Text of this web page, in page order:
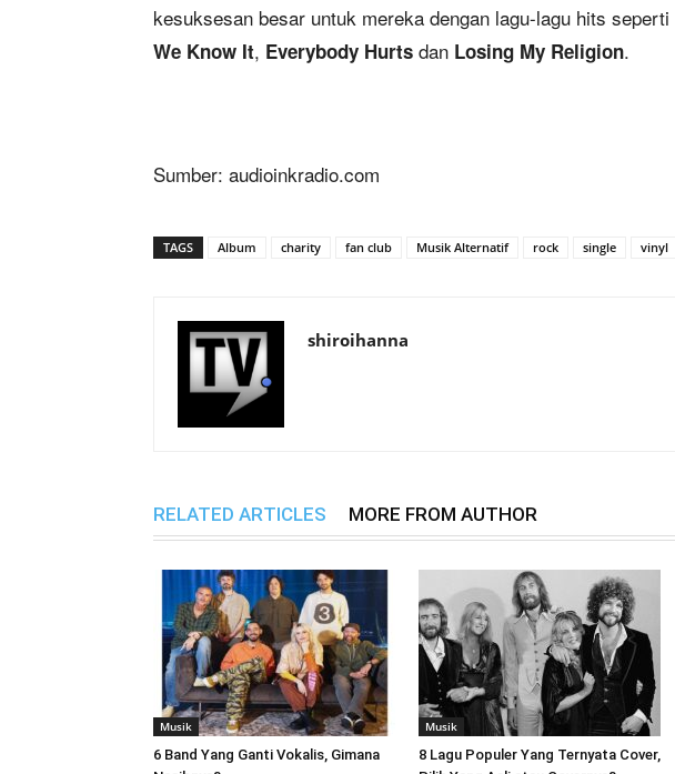
kesuksesan besar untuk mereka dengan lagu-lagu hits seperti
We Know It, Everybody Hurts dan Losing My Religion.
Sumber: audioinkradio.com
TAGS Album charity fan club Musik Alternatif rock single vinyl
shiroihanna
RELATED ARTICLES MORE FROM AUTHOR
Musik
6 Band Yang Ganti Vokalis, Gimana
Musik
8 Lagu Populer Yang Ternyata Cover,